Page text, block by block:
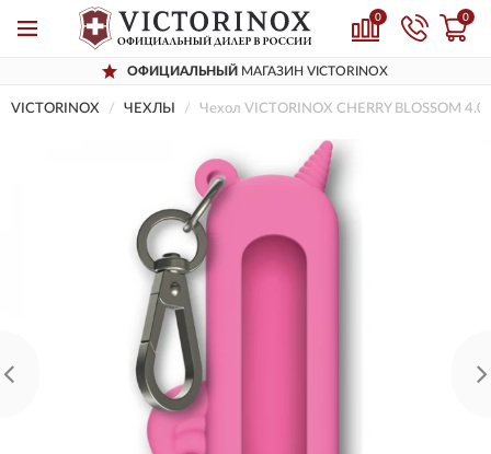
0 0
ОФИЦИАЛЬНЫЙ МАГАЗИН VICTORINOX
VICTORINOX ЧЕХЛЫ Чехол VICTORINOX CHERRY BLOSSOM